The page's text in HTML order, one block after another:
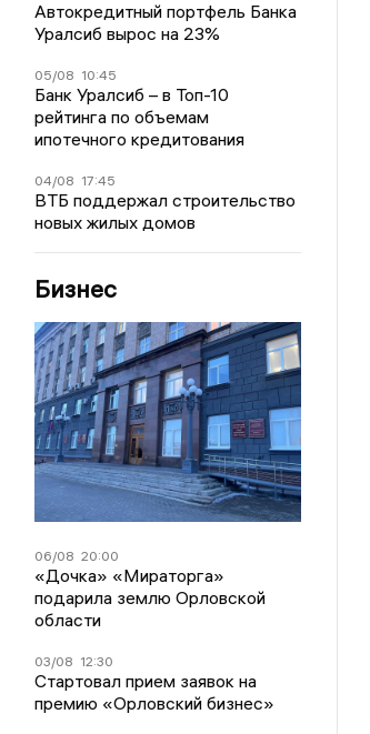
Автокредитный портфель Банка
Уралсиб вырос на 23%
05/08 10:45
Банк Уралсиб – в Топ-10
рейтинга по объемам
ипотечного кредитования
04/08 17:45
ВТБ поддержал строительство
новых жилых домов
Бизнес
06/08 20:00
«Дочка» «Мираторга»
подарила землю Орловской
области
03/08 12:30
Стартовал прием заявок на
премию «Орловский бизнес»